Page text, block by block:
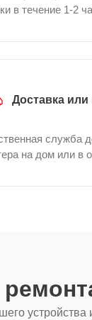
в течение 1-2
Доставка
служба
на дом или в
устройства